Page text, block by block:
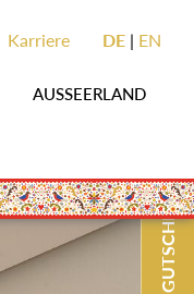
AUSSEERLAND
Karriere DE EN
GUTSCHEINE